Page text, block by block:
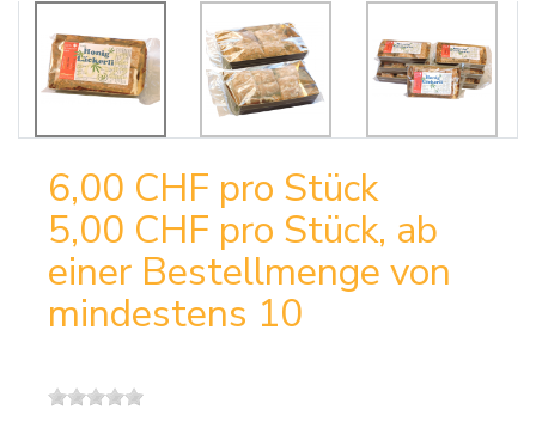
6,00 CHF pro Stück
5,00 CHF pro Stück, ab
einer Bestellmenge von
mindestens 10